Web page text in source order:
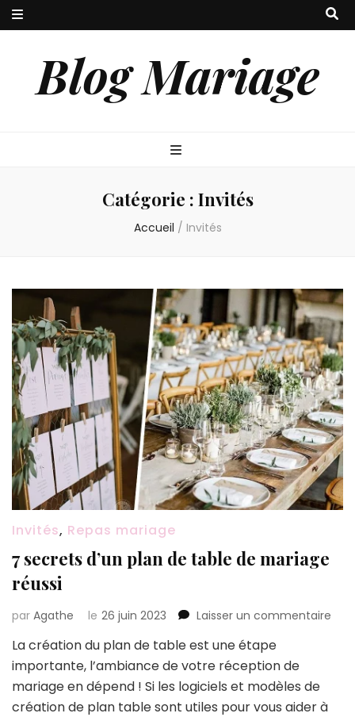
Blog Mariage
Catégorie : Invités
Accueil / Invités
Invités, Repas mariage
7 secrets d’un plan de table de mariage
réussi
par Agathe le 26 juin 2023 Laisser un commentaire
La création du plan de table est une étape
importante, l’ambiance de votre réception de
mariage en dépend ! Si les logiciels et modèles de
création de plan table sont utiles pour vous aider à